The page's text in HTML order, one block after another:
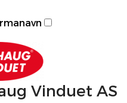
Vinduet AS